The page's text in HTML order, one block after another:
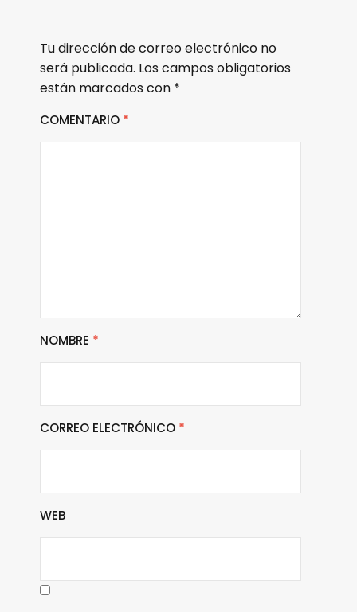
Tu dirección de correo electrónico no
será publicada. Los campos obligatorios
están marcados con *
COMENTARIO *
NOMBRE *
CORREO ELECTRÓNICO *
WEB